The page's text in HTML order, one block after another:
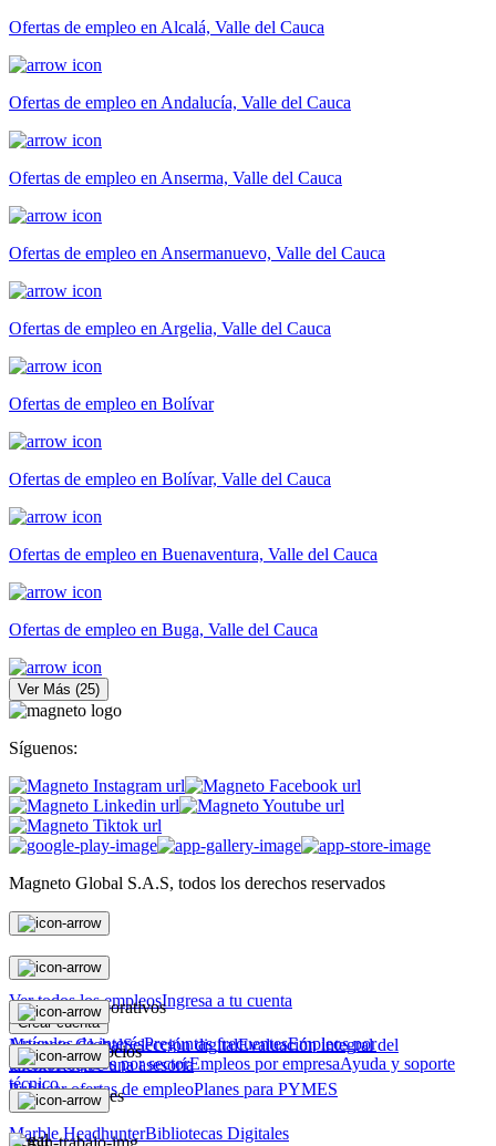
Ofertas de empleo en Alcalá, Valle del Cauca
Ofertas de empleo en Andalucía, Valle del Cauca
Ofertas de empleo en Anserma, Valle del Cauca
Ofertas de empleo en Ansermanuevo, Valle del Cauca
Ofertas de empleo en Argelia, Valle del Cauca
Ofertas de empleo en Bolívar
Ofertas de empleo en Bolívar, Valle del Cauca
Ofertas de empleo en Buenaventura, Valle del Cauca
Ofertas de empleo en Buga, Valle del Cauca
Ver Más (25)
Síguenos:
Magneto Global S.A.S, todos los derechos reservados
Personas
Ver todos los empleosIngresa a tu cuenta
Crear cuenta
Artículos de interésPreguntas frecuentesEmpleos por
ciudadEmpleos por sectorEmpleos por empresaAyuda y soporte
técnico
Magneto Corporativos
Magneto GlobalSelección digitalEvaluación integral del
talentoRecibe una asesoría
Magneto Negocios
Publicar ofertas de empleoPlanes para PYMES
Otras soluciones
Marble HeadhunterBibliotecas Digitales
Legal